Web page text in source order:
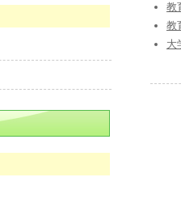
教
教
大